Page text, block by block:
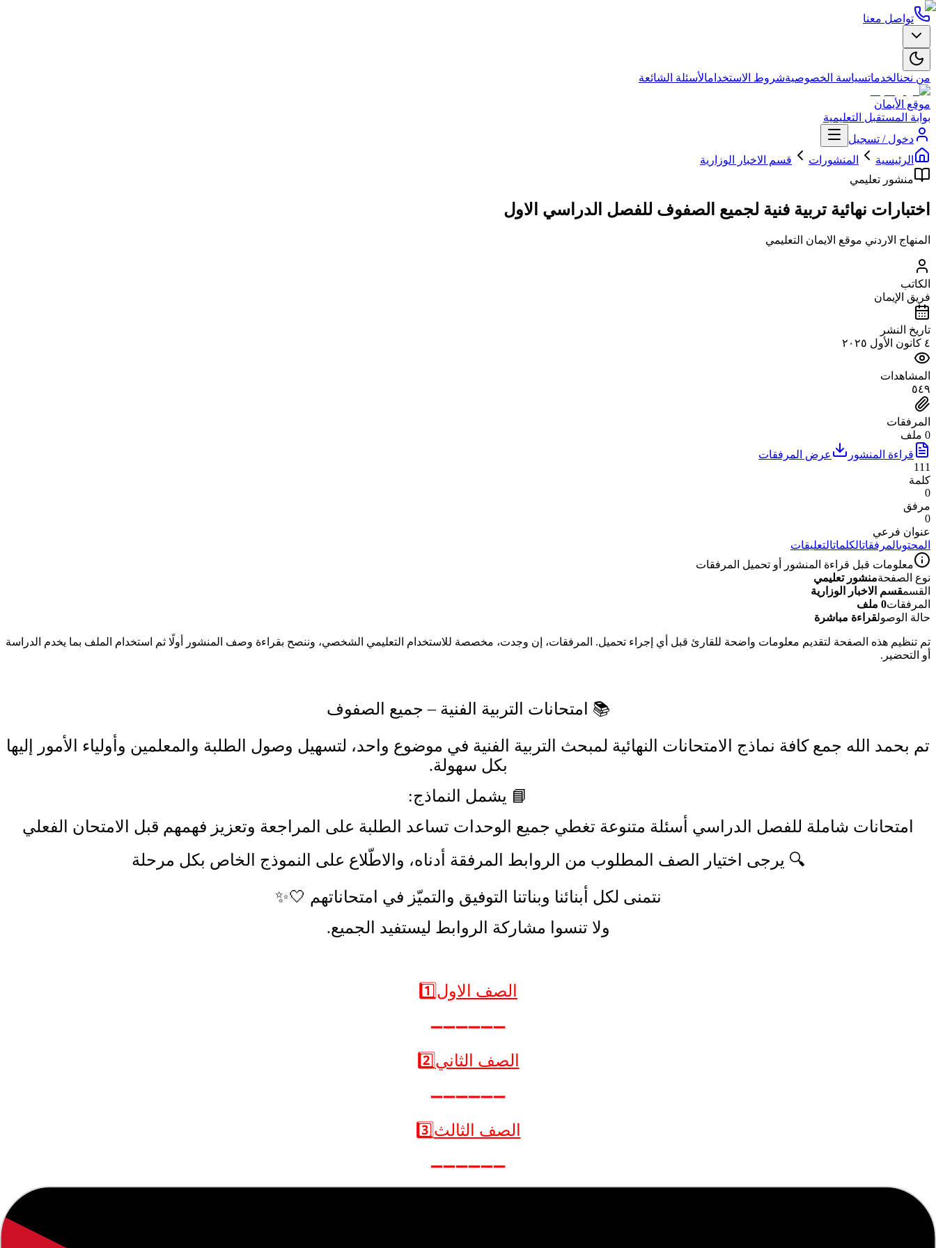
تواصل معنا
من نحنالخدماتسياسة الخصوصيةشروط الاستخدامالأسئلة الشائعة
موقع الأيمان
بوابة المستقبل التعليمية
دخول / تسجيل
الرئيسية
المنشورات
قسم الاخبار الوزارية
منشور تعليمي
اختبارات نهائية تربية فنية لجميع الصفوف للفصل الدراسي الاول
المنهاج الاردني موقع الايمان التعليمي
الكاتب
فريق الإيمان
تاريخ النشر
٤ كانون الأول ٢٠٢٥
المشاهدات
٥٤٩
المرفقات
0 ملف
قراءة المنشور
عرض المرفقات
111
كلمة
0
مرفق
0
عنوان فرعي
المحتوىالمرفقاتالكلماتالتعليقات
معلومات قبل قراءة المنشور أو تحميل المرفقات
نوع الصفحةمنشور تعليمي
القسمقسم الاخبار الوزارية
المرفقات0 ملف
حالة الوصولقراءة مباشرة
تم تنظيم هذه الصفحة لتقديم معلومات واضحة للقارئ قبل أي إجراء تحميل. المرفقات، إن وجدت، مخصصة للاستخدام التعليمي الشخصي، وننصح بقراءة وصف المنشور أولًا ثم استخدام الملف بما يخدم الدراسة
أو التحضير.
📚 امتحانات التربية الفنية – جميع الصفوف
تم بحمد الله جمع كافة نماذج الامتحانات النهائية لمبحث التربية الفنية في موضوع واحد، لتسهيل وصول الطلبة والمعلمين وأولياء الأمور إليها
بكل سهولة.
📘 يشمل النماذج:
امتحانات شاملة للفصل الدراسي أسئلة متنوعة تغطي جميع الوحدات تساعد الطلبة على المراجعة وتعزيز فهمهم قبل الامتحان الفعلي
🔍 يرجى اختيار الصف المطلوب من الروابط المرفقة أدناه، والاطّلاع على النموذج الخاص بكل مرحلة
نتمنى لكل أبنائنا وبناتنا التوفيق والتميّز في امتحاناتهم 🤍✨
ولا تنسوا مشاركة الروابط ليستفيد الجميع.
الصف الاول1️⃣
➖➖➖➖➖➖
الصف الثاني2️⃣
➖➖➖➖➖➖
الصف الثالث3️⃣
➖➖➖➖➖➖